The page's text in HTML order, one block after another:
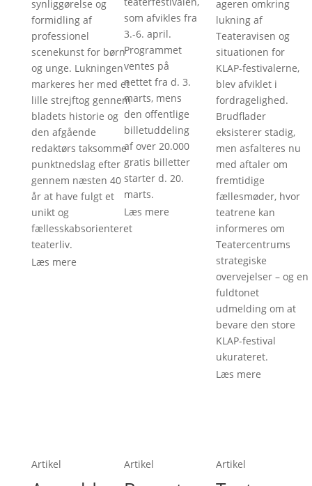
synliggørelse og
formidling af
professionel
scenekunst for børn
og unge. Lukningen
markeres her med et
lille strejftog gennem
bladets historie og
den afgående
redaktørs taksomme
punktnedslag efter
gennem næsten 40
år at have fulgt et
unikt og
fællesskabsorienteret
teaterliv.
Læs mere
som afvikles fra
3.-6. april.
Programmet
ventes på
nettet fra d. 3.
marts, mens
den offentlige
billetuddeling
af over 20.000
gratis billetter
starter d. 20.
marts.
Læs mere
ageren omkring
lukning af
Teateravisen og
situationen for
KLAP-festivalerne,
blev afviklet i
fordragelighed.
Brudflader
eksisterer stadig,
men asfalteres nu
med aftaler om
fremtidige
fællesmøder, hvor
teatrene kan
informeres om
Teatercentrums
strategiske
overvejelser – og en
fuldtonet
udmelding om at
bevare den store
KLAP-festival
ukurateret.
Læs mere
Artikel Artikel Artikel